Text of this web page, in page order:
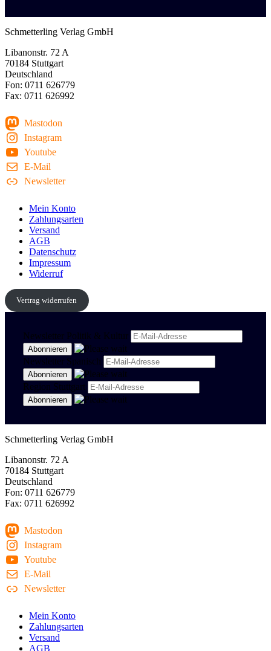
Schmetterling Verlag GmbH
Libanonstr. 72 A
70184 Stuttgart
Deutschland
Fon: 0711 626779
Fax: 0711 626992
Mastodon
Instagram
Youtube
E-Mail
Newsletter
Mein Konto
Zahlungsarten
Versand
AGB
Datenschutz
Impressum
Widerruf
Vertrag widerrufen
Newsletter Politik & Kultur
Newsletter Spanisch
Region Stuttgart
Schmetterling Verlag GmbH
Libanonstr. 72 A
70184 Stuttgart
Deutschland
Fon: 0711 626779
Fax: 0711 626992
Mastodon
Instagram
Youtube
E-Mail
Newsletter
Mein Konto
Zahlungsarten
Versand
AGB